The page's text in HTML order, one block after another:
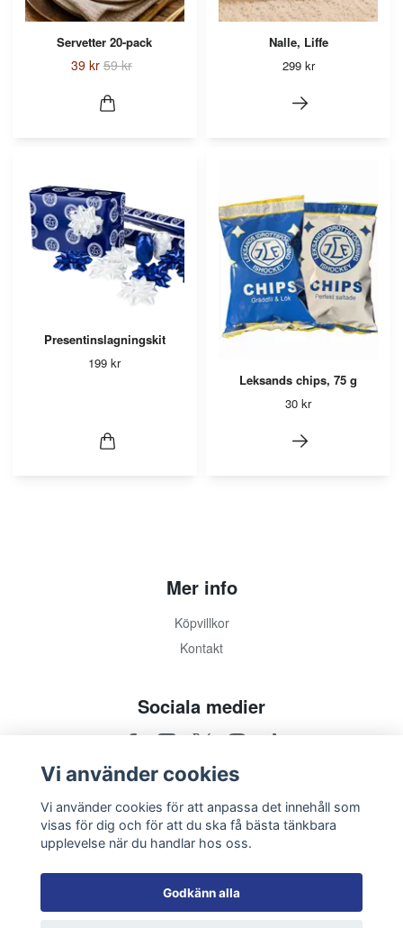
Servetter 20-pack
39 kr 59 kr
Nalle, Liffe
299 kr
Presentinslagningskit
199 kr
Leksands chips, 75 g
30 kr
Mer info
Köpvillkor
Kontakt
Sociala medier
Vi använder cookies
Vi använder cookies för att anpassa det innehåll som
visas för dig och för att du ska få bästa tänkbara
upplevelse när du handlar hos oss.
Godkänn alla